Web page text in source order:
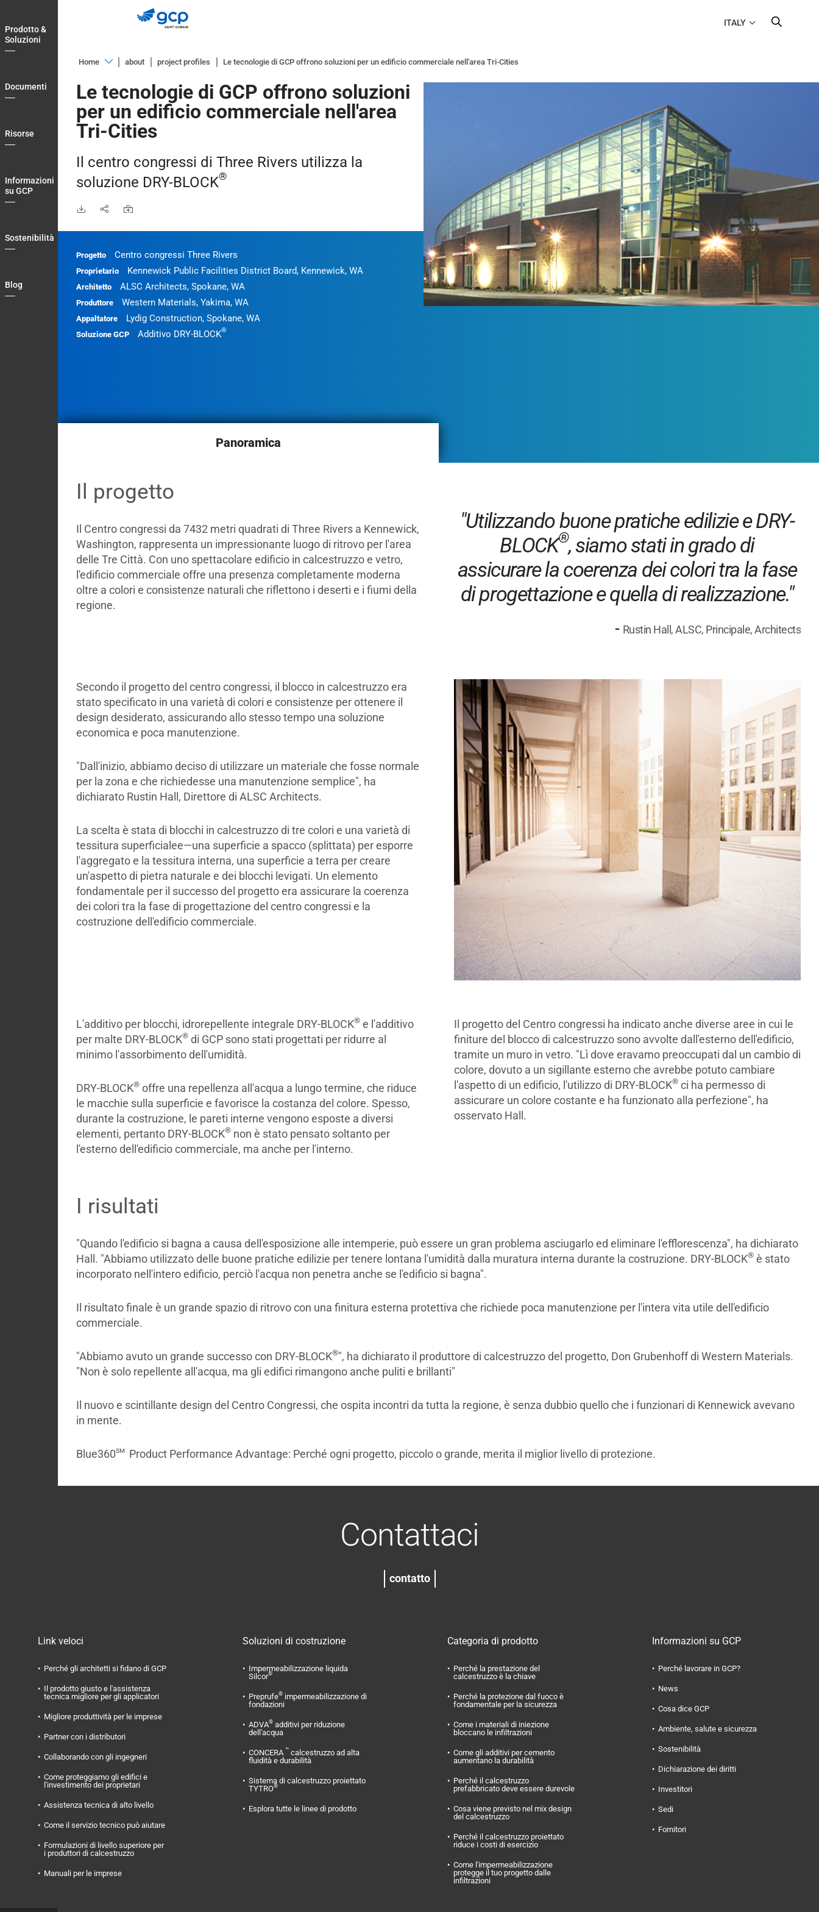
to
main
navigation
Prodotto &
Soluzioni
Documenti
Risorse
Informazioni
su GCP
Sostenibilità
Blog
ITALY
Home
&
Soluzioni
Documenti
Informazioni
su
GCP
Login
Country
about project profiles Le tecnologie di GCP offrono soluzioni per un edificio commerciale nell'area Tri-Cities
Le tecnologie di GCP offrono soluzioni
per un edificio commerciale nell'area
Tri-Cities
Il centro congressi di Three Rivers utilizza la
soluzione DRY-BLOCK®
Progetto Centro congressi Three Rivers
Proprietario Kennewick Public Facilities District Board, Kennewick, WA
Architetto ALSC Architects, Spokane, WA
Produttore Western Materials, Yakima, WA
Appaltatore Lydig Construction, Spokane, WA
Soluzione GCP Additivo DRY-BLOCK®
Panoramica
Il progetto
Il Centro congressi da 7432 metri quadrati di Three Rivers a Kennewick,
Washington, rappresenta un impressionante luogo di ritrovo per l'area
delle Tre Città. Con uno spettacolare edificio in calcestruzzo e vetro,
l'edificio commerciale offre una presenza completamente moderna
oltre a colori e consistenze naturali che riflettono i deserti e i fiumi della
regione.
"Utilizzando buone pratiche edilizie e DRY-
BLOCK®, siamo stati in grado di
assicurare la coerenza dei colori tra la fase
di progettazione e quella di realizzazione."
- Rustin Hall, ALSC, Principale, Architects
Secondo il progetto del centro congressi, il blocco in calcestruzzo era
stato specificato in una varietà di colori e consistenze per ottenere il
design desiderato, assicurando allo stesso tempo una soluzione
economica e poca manutenzione.
"Dall'inizio, abbiamo deciso di utilizzare un materiale che fosse normale
per la zona e che richiedesse una manutenzione semplice", ha
dichiarato Rustin Hall, Direttore di ALSC Architects.
La scelta è stata di blocchi in calcestruzzo di tre colori e una varietà di
tessitura superficialee—una superficie a spacco (splittata) per esporre
l'aggregato e la tessitura interna, una superficie a terra per creare
un'aspetto di pietra naturale e dei blocchi levigati. Un elemento
fondamentale per il successo del progetto era assicurare la coerenza
dei colori tra la fase di progettazione del centro congressi e la
costruzione dell'edificio commerciale.
L'additivo per blocchi, idrorepellente integrale DRY-BLOCK® e l'additivo
per malte DRY-BLOCK® di GCP sono stati progettati per ridurre al
minimo l'assorbimento dell'umidità.
DRY-BLOCK® offre una repellenza all'acqua a lungo termine, che riduce
le macchie sulla superficie e favorisce la costanza del colore. Spesso,
durante la costruzione, le pareti interne vengono esposte a diversi
elementi, pertanto DRY-BLOCK® non è stato pensato soltanto per
l'esterno dell'edificio commerciale, ma anche per l'interno.
Il progetto del Centro congressi ha indicato anche diverse aree in cui le
finiture del blocco di calcestruzzo sono avvolte dall'esterno dell'edificio,
tramite un muro in vetro. "Lì dove eravamo preoccupati dal un cambio di
colore, dovuto a un sigillante esterno che avrebbe potuto cambiare
l'aspetto di un edificio, l'utilizzo di DRY-BLOCK®ci ha permesso di
assicurare un colore costante e ha funzionato alla perfezione", ha
osservato Hall.
I risultati
"Quando l'edificio si bagna a causa dell'esposizione alle intemperie, può essere un gran problema asciugarlo ed eliminare l'efflorescenza", ha dichiarato
Hall. "Abbiamo utilizzato delle buone pratiche edilizie per tenere lontana l'umidità dalla muratura interna durante la costruzione. DRY-BLOCK® è stato
incorporato nell'intero edificio, perciò l'acqua non penetra anche se l'edificio si bagna".
Il risultato finale è un grande spazio di ritrovo con una finitura esterna protettiva che richiede poca manutenzione per l'intera vita utile dell'edificio
commerciale.
"Abbiamo avuto un grande successo con DRY-BLOCK®", ha dichiarato il produttore di calcestruzzo del progetto, Don Grubenhoff di Western Materials.
"Non è solo repellente all'acqua, ma gli edifici rimangono anche puliti e brillanti"
Il nuovo e scintillante design del Centro Congressi, che ospita incontri da tutta la regione, è senza dubbio quello che i funzionari di Kennewick avevano
in mente.
Blue360sm Product Performance Advantage: Perché ogni progetto, piccolo o grande, merita il miglior livello di protezione.
Contattaci
contatto
Link veloci
Perché gli architetti si fidano di GCP
Il prodotto giusto e l'assistenza
tecnica migliore per gli applicatori
Migliore produttività per le imprese
Partner con i distributori
Collaborando con gli ingegneri
Come proteggiamo gli edifici e
l'investimento dei proprietari
Assistenza tecnica di alto livello
Come il servizio tecnico può aiutare
Formulazioni di livello superiore per
i produttori di calcestruzzo
Manuali per le imprese
Soluzioni di costruzione
Impermeabilizzazione liquida
Silcor®
Preprufe® impermeabilizzazione di
fondazioni
ADVA® additivi per riduzione
dell'acqua
CONCERA™ calcestruzzo ad alta
fluidità e durabilità
Sistema di calcestruzzo proiettato
TYTRO®
Esplora tutte le linee di prodotto
Categoria di prodotto
Perché la prestazione del
calcestruzzo è la chiave
Perché la protezione dal fuoco è
fondamentale per la sicurezza
Come i materiali di iniezione
bloccano le infiltrazioni
Come gli additivi per cemento
aumentano la durabilità
Perché il calcestruzzo
prefabbricato deve essere durevole
Cosa viene previsto nel mix design
del calcestruzzo
Perché il calcestruzzo proiettato
riduce i costi di esercizio
Come l'impermeabilizzazione
protegge il tuo progetto dalle
infiltrazioni
Informazioni su GCP
Perché lavorare in GCP?
News
Cosa dice GCP
Ambiente, salute e sicurezza
Sostenibilità
Dichiarazione dei diritti
Investitori
Sedi
Fornitori